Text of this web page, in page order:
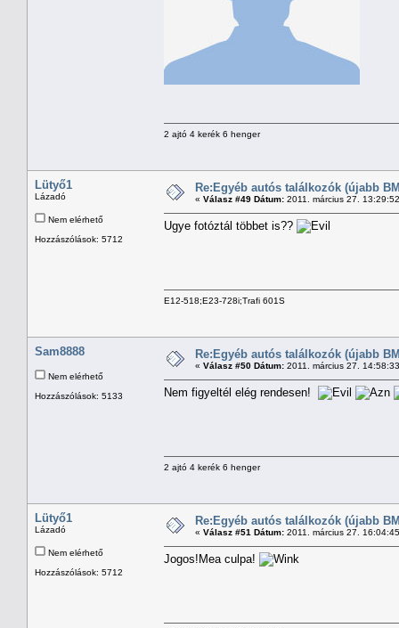
2 ajtó 4 kerék 6 henger
Lütyő1
Lázadó
Nem elérhető
Hozzászólások: 5712
Re:Egyéb autós találkozók (újabb
« Válasz #49 Dátum: 2011. március 27.
Ugye fotóztál többet is??
E12-518;E23-728i;Trafi 601S
Sam8888
Nem elérhető
Hozzászólások: 5133
Re:Egyéb autós találkozók (újabb
« Válasz #50 Dátum: 2011. március 27.
Nem figyeltél elég rendesen!
2 ajtó 4 kerék 6 henger
Lütyő1
Lázadó
Nem elérhető
Hozzászólások: 5712
Re:Egyéb autós találkozók (újabb
« Válasz #51 Dátum: 2011. március 27.
Jogos!Mea culpa!